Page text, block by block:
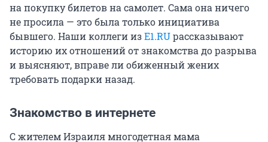
на покупку билетов на самолет. Сама она ничего
не просила — это была только инициатива
бывшего. Наши коллеги изE1.RUрассказывают
историю их отношений от знакомства до разрыва
и выясняют, вправе ли обиженный жених
требовать подарки назад.
Знакомство в интернете
С жителем Израиля многодетная мама